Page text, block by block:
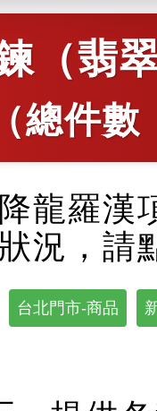
（翡
（總件數
龍羅漢
況，請
台北門市-商品